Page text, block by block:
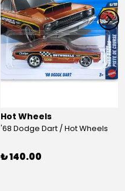
Hot Wheels
'68 Dodge Dart / Hot Wheels
₺ 140.00